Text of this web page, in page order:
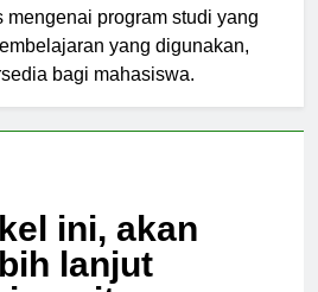
mengenai program studi yang
yang digunakan,
bagi mahasiswa.
ini, akan
lanjut